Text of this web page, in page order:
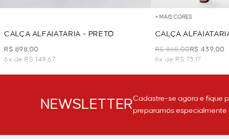
CALÇA ALFAIATARIA - PRETO
R$ 898,00
6x de R$ 149,67
+ MAIS CORES
CALÇA
PRETO
R$ 868,00R$ 439,00
6x de R$ 73,17
NEWSLETTERCadastre-se agora e fique
preparamos especialmente